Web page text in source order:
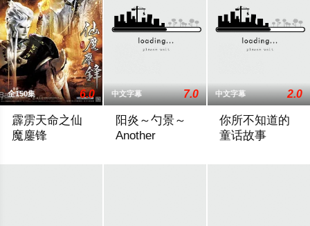
全150集 6.0
霹雳天命之仙
魔鏖锋
中文字幕 7.0
阳炎～勺景～
Another
中文字幕 2.0
你所不知道的
童话故事